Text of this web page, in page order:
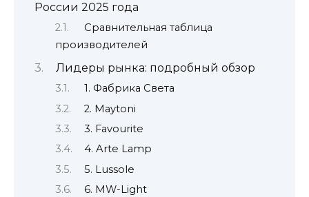
России 2025 года
Сравнительная таблица
производителей
Лидеры рынка: подробный обзор
1. Фабрика Света
2. Maytoni
3. Favourite
4. Arte Lamp
5. Lussole
6. MW-Light